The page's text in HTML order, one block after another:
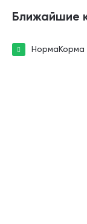
Ближайшие
НормаКорма